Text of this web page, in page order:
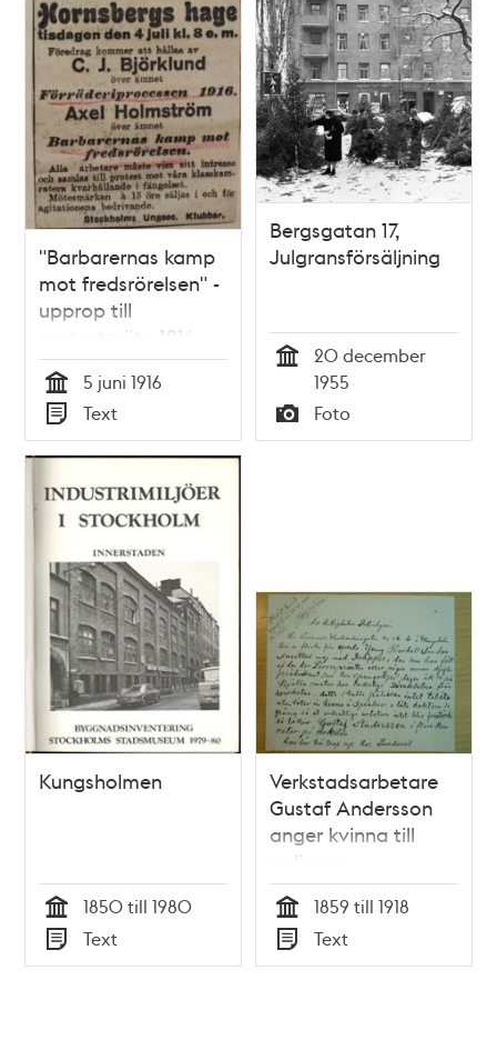
"Barbarernas kamp
mot fredsrörelsen" -
upprop till
protestmöte 1916
Tid
5 juni 1916
Typ
Text
Bergsgatan 17,
Julgransförsäljning
20 december
1955
Typ
Foto
Kungsholmen
Tid
1850 till 1980
Typ
Text
Verkstadsarbetare
Gustaf Andersson
anger kvinna till
polisens
prostitutionsavdelning
Tid
1859 till 1918
Typ
Text